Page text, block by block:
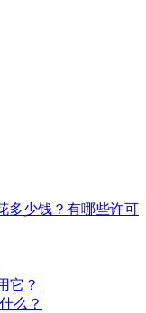
多少钱？有哪些许可
它？
么？